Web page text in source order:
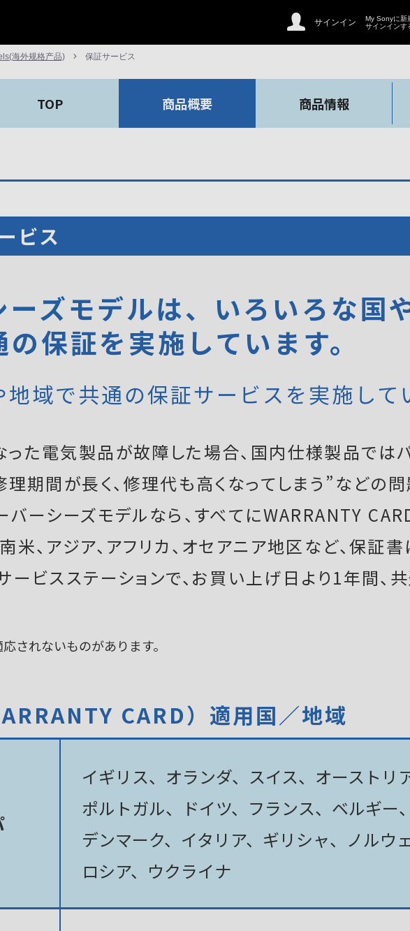
サインイン
My Sonyに新
サインインす
海外规格产品) 保証サービス
TOP 商品概要 商品情報
ビス
ーズモデルは、いろいろな国
保証を実施しています。
域で共通の保証サービスを実施して
た電気製品が故障した場合、国内仕様製品では
期間が長く、修理代も高くなってしまう”などの問
バーシーズモデルなら、すべてにWARRANTY
米、アジア、アフリカ、オセアニア地区など、保
ビスステーションで、お買い上げ日より1年間、
されないものがあります。
CARD）適用国／地域
イギリス、オランダ、スイス、オーストリ
ポルトガル、ドイツ、フランス、ベルギー
デンマーク、イタリア、ギリシャ、ノルウ
ロシア、ウクライナ